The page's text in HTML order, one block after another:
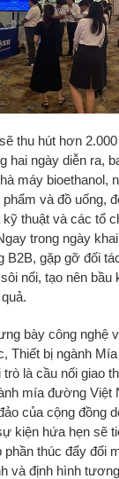
thu hút hơn
hai ngày diễn ra,
máy bioethanol,
và đồ uống,
thuật và các tổ
trong ngày
B2B, gặp gỡ đối
nổi, tạo nên
bày công nghệ
Thiết bị ngành
trò là cầu nối giao
mía đường Việt
của cộng đồng
kiện hứa hẹn sẽ
phần thúc đẩy đổi
và định hình